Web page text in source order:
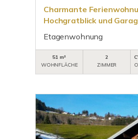
Charmante
Hochgratblick und
Etagenwohnung
51 m²
WOHNFLÄCHE
2
ZIMMER